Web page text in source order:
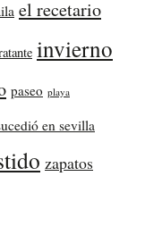
el recetario
invierno
paseo playa
en sevilla
zapatos